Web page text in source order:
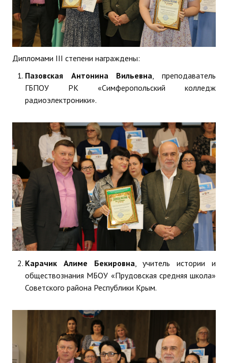
Дипломами III степени награждены:
Пазовская Антонина Вильевна , преподаватель
ГБПОУ РК «Симферопольский колледж
радиоэлектроники».
Карачик Алиме Бекировна, учитель истории и
обществознания МБОУ «Прудовская средняя школа»
Советского района Республики Крым.